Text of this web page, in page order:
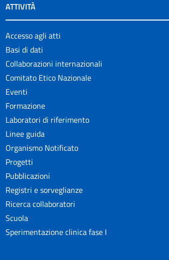
ATTIVITÀ
Accesso agli atti
Basi di dati
Collaborazioni internazionali
Comitato Etico Nazionale
Eventi
Formazione
Laboratori di riferimento
Linee guida
Organismo Notificato
Progetti
Pubblicazioni
Registri e sorveglianze
Ricerca collaboratori
Scuola
Sperimentazione clinica fase I